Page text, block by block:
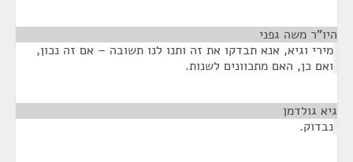
היו"ר משה גפני
מירי וגיא, אנא תבדקו את זה ותנו לנו תשובה – אם זה נכון,
ואם כן, האם מתכוונים לשנות.
גיא גולדמן
נבדוק.